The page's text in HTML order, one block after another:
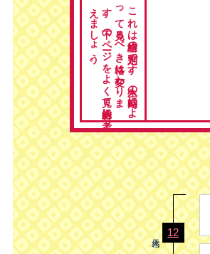
こ
れ
は
総格の
判定で
す
。
人生の
時期に
よ
っ
て
見る
べ
き
格は
変わ
り
ま
す
。
下の
ペ
ージ
を
よ
く
見て
総合的に
考
え
ま
し
ょ
う
。
12